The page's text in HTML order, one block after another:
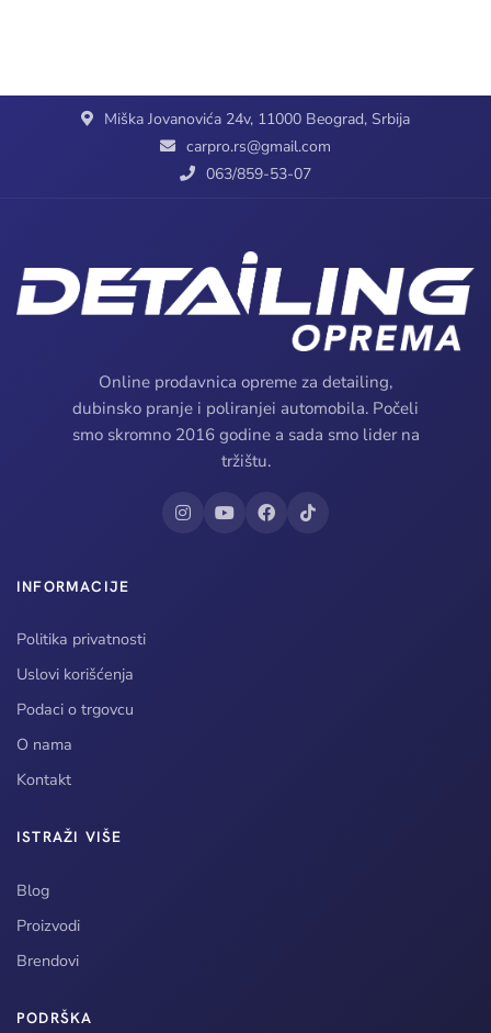
Miška Jovanovića 24v, 11000 Beograd, Srbija
carpro.rs@gmail.com
063/859-53-07
Online prodavnica opreme za detailing,
dubinsko pranje i poliranjei automobila. Počeli
smo skromno 2016 godine a sada smo lider na
tržištu.
INFORMACIJE
Politika privatnosti
Uslovi korišćenja
Podaci o trgovcu
O nama
Kontakt
ISTRAŽI VIŠE
Blog
Proizvodi
Brendovi
PODRŠKA